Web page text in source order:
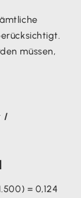
müssen,
/
= 0,124